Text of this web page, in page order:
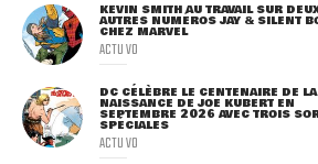
KEVIN SMITH AU TRAVAIL SUR
AUTRES NUMÉROS JAY & SILENT
CHEZ MARVEL
ACTU VO
DC CÉLÈBRE LE CENTENAIRE DE LA
NAISSANCE DE JOE KUBERT EN
SEPTEMBRE 2026 AVEC TROIS
SPÉCIALES
ACTU VO